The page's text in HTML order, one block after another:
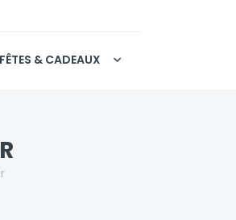
FÊTES & CADEAUX